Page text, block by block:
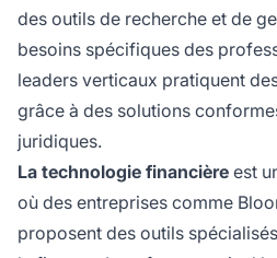
des outils de recherche et de
besoins spécifiques des
leaders verticaux pratiquent
grâce à des solutions
juridiques.
La technologie financière est
où des entreprises comme
proposent des outils